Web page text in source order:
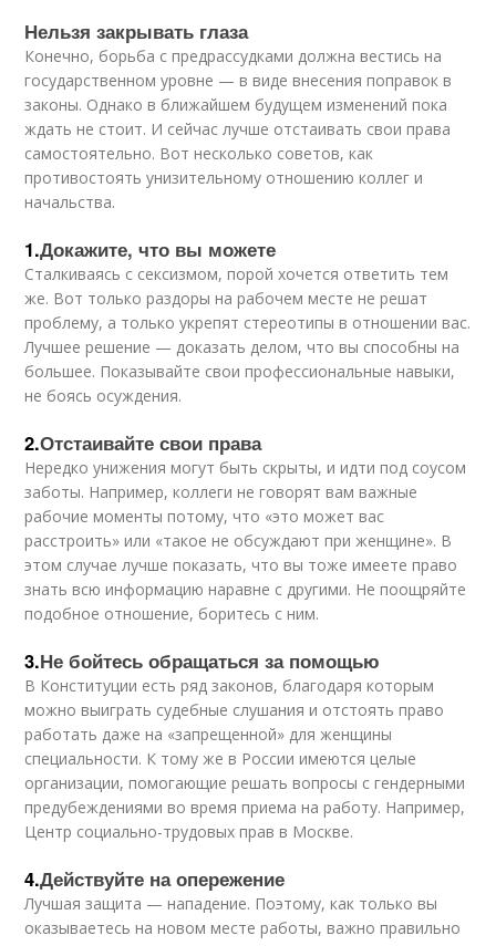
Нельзя закрывать глаза
Конечно, борьба с предрассудками должна вестись на
государственном уровне — в виде внесения поправок в
законы. Однако в ближайшем будущем изменений пока
ждать не стоит. И сейчас лучше отстаивать свои права
самостоятельно. Вот несколько советов, как
противостоять унизительному отношению коллег и
начальства.
1.Докажите, что вы можете
Сталкиваясь с сексизмом, порой хочется ответить тем
же. Вот только раздоры на рабочем месте не решат
проблему, а только укрепят стереотипы в отношении вас.
Лучшее решение — доказать делом, что вы способны на
большее. Показывайте свои профессиональные навыки,
не боясь осуждения.
2.Отстаивайте свои права
Нередко унижения могут быть скрыты, и идти под соусом
заботы. Например, коллеги не говорят вам важные
рабочие моменты потому, что «это может вас
расстроить» или «такое не обсуждают при женщине». В
этом случае лучше показать, что вы тоже имеете право
знать всю информацию наравне с другими. Не поощряйте
подобное отношение, боритесь с ним.
3.Не бойтесь обращаться за помощью
В Конституции есть ряд законов, благодаря которым
можно выиграть судебные слушания и отстоять право
работать даже на «запрещенной» для женщины
специальности. К тому же в России имеются целые
организации, помогающие решать вопросы с гендерными
предубеждениями во время приема на работу. Например,
Центр социально-трудовых прав в Москве.
4.Действуйте на опережение
Лучшая защита — нападение. Поэтому, как только вы
оказываетесь на новом месте работы, важно правильно